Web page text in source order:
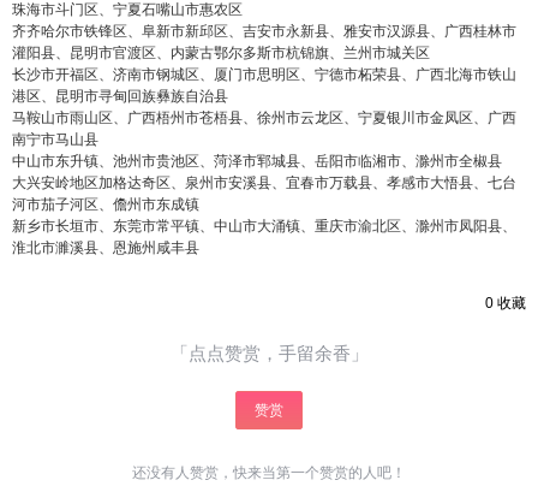
珠海市斗门区、宁夏石嘴山市惠农区
齐齐哈尔市铁锋区、阜新市新邱区、吉安市永新县、雅安市汉源县、广西桂林市
灌阳县、昆明市官渡区、内蒙古鄂尔多斯市杭锦旗、兰州市城关区
长沙市开福区、济南市钢城区、厦门市思明区、宁德市柘荣县、广西北海市铁山
港区、昆明市寻甸回族彝族自治县
马鞍山市雨山区、广西梧州市苍梧县、徐州市云龙区、宁夏银川市金凤区、广西
南宁市马山县
中山市东升镇、池州市贵池区、菏泽市郓城县、岳阳市临湘市、滁州市全椒县
大兴安岭地区加格达奇区、泉州市安溪县、宜春市万载县、孝感市大悟县、七台
河市茄子河区、儋州市东成镇
新乡市长垣市、东莞市常平镇、中山市大涌镇、重庆市渝北区、滁州市凤阳县、
淮北市濉溪县、恩施州咸丰县
0 收藏
「点点赞赏，手留余香」
赞赏
还没有人赞赏，快来当第一个赞赏的人吧！